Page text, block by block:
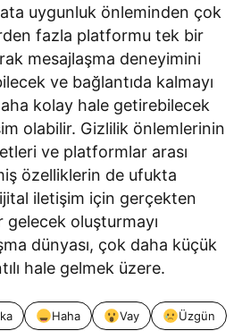
uygunluk önleminden çok
fazla platformu tek bir
mesajlaşma deneyimini
ve bağlantıda kalmayı
kolay hale getirebilecek
olabilir. Gizlilik önlemlerinin
ve platformlar arası
özelliklerin de ufukta
iletişim için gerçekten
gelecek oluşturmayı
dünyası, çok daha küçük
hale gelmek üzere.
Haha Vay
Üzgün